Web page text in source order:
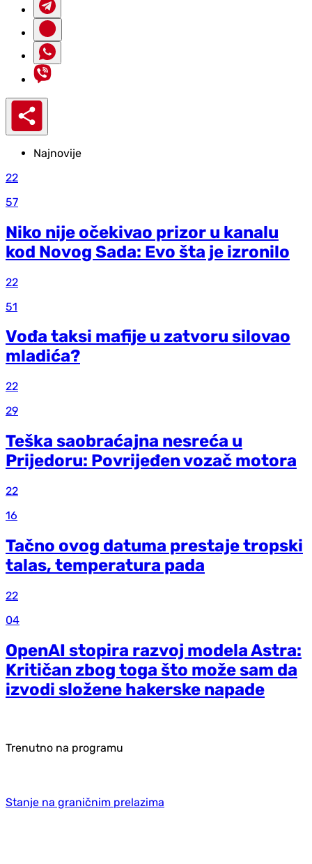
Najnovije
22
57
Niko nije očekivao prizor u kanalu
kod Novog Sada: Evo šta je izronilo
22
51
Vođa taksi mafije u zatvoru silovao
mladića?
22
29
Teška saobraćajna nesreća u
Prijedoru: Povrijeđen vozač motora
22
16
Tačno ovog datuma prestaje tropski
talas, temperatura pada
22
04
OpenAI stopira razvoj modela Astra:
Kritičan zbog toga što može sam da
izvodi složene hakerske napade
Trenutno na programu
Stanje na graničnim prelazima